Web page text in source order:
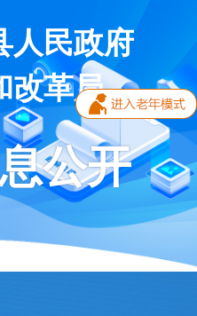
人民政府
改革局
公开